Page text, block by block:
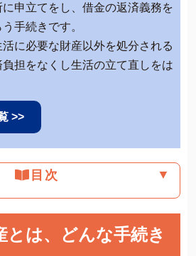
申立てをし、借金の返済義務を
手続きです。
に必要な財産以外を処分される
担をなくし生活の立て直しをは
>>
目次 ▼
は、どんな手続き